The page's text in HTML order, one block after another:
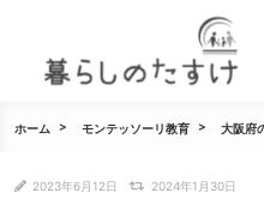
ホーム モンテッソーリ教育 大阪府
2023年6月12日 2024年1月30日